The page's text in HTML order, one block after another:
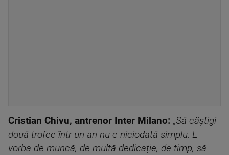
Cristian Chivu, antrenor Inter Milano: „Să câștigi
două trofee într-un an nu e niciodată simplu. E
vorba de muncă, de multă dedicație, de timp, să